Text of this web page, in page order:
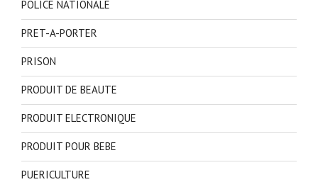
POLICE NATIONALE
PRET-A-PORTER
PRISON
PRODUIT DE BEAUTE
PRODUIT ELECTRONIQUE
PRODUIT POUR BEBE
PUERICULTURE